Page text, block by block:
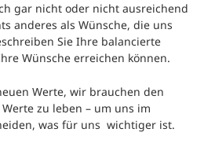
gar nicht oder nicht ausreichend
anderes als Wünsche, die uns
Sie Ihre balancierte
Wünsche erreichen können.
Werte, wir brauchen den
zu leben – um uns im
was für uns wichtiger ist.